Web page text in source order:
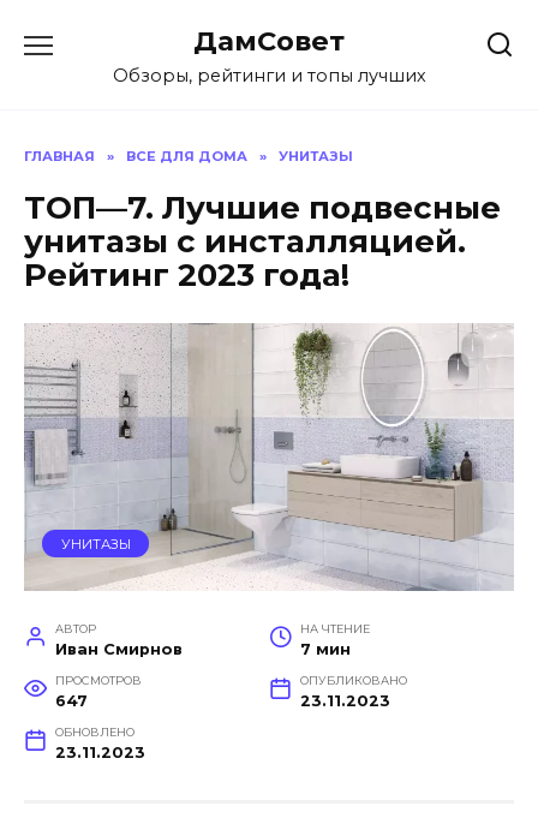
содержанию
ДамСовет
Обзоры, рейтинги и топы лучших
ГЛАВНАЯ » ВСЕ ДЛЯ ДОМА » УНИТАЗЫ
ТОП—7. Лучшие подвесные
унитазы с инсталляцией.
Рейтинг 2023 года!
УНИТАЗЫ
АВТОР
Иван Смирнов
НА ЧТЕНИЕ
7 мин
ПРОСМОТРОВ
647
ОПУБЛИКОВАНО
23.11.2023
ОБНОВЛЕНО
23.11.2023